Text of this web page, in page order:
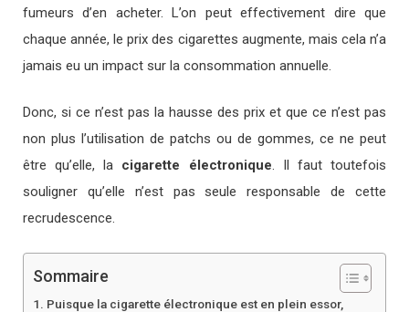
fumeurs d’en acheter. L’on peut effectivement dire que
chaque année, le prix des cigarettes augmente, mais cela n’a
jamais eu un impact sur la consommation annuelle.
Donc, si ce n’est pas la hausse des prix et que ce n’est pas
non plus l’utilisation de patchs ou de gommes, ce ne peut
être qu’elle, la cigarette électronique. Il faut toutefois
souligner qu’elle n’est pas seule responsable de cette
recrudescence.
Sommaire
Puisque la cigarette électronique est en plein essor,